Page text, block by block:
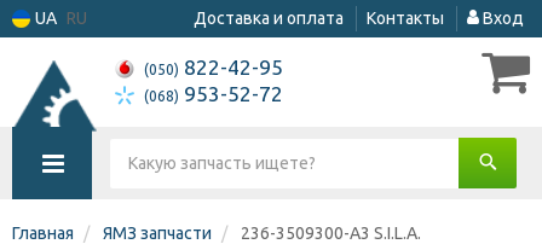
UA RU Доставка и оплата Контакты Вход
(050) 822-42-95
(068) 953-52-72
Главная ЯМЗ запчасти 236-3509300-А3 S.I.L.A.